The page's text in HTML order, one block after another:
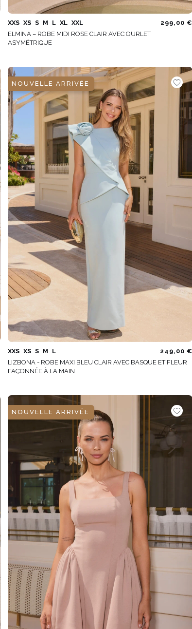
XXS XS S M L XL XXL
299,00 €
ELMINA – ROBE MIDI ROSE CLAIR AVEC OURLET
ASYMÉTRIQUE
NOUVELLE ARRIVÉE
XXS XS S M L
249,00 €
LIZBONA - ROBE MAXI BLEU CLAIR AVEC BASQUE ET FLEUR
FAÇONNÉE À LA MAIN
NOUVELLE ARRIVÉE